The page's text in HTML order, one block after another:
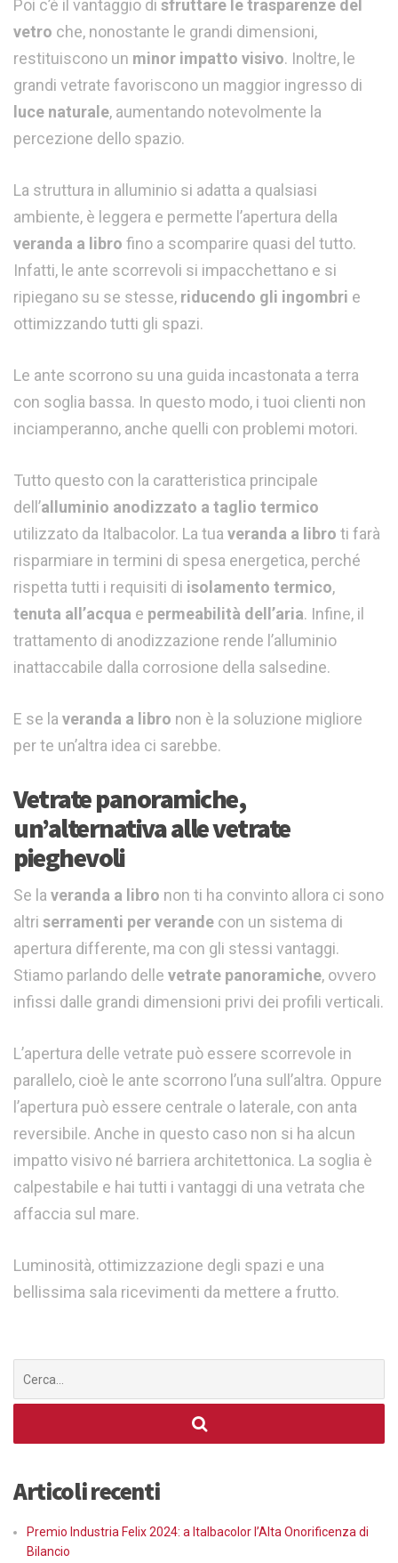
Poi c’è il vantaggio di sfruttare le trasparenze del
vetro che, nonostante le grandi dimensioni,
restituiscono un minor impatto visivo. Inoltre, le
grandi vetrate favoriscono un maggior ingresso di
luce naturale, aumentando notevolmente la
percezione dello spazio.
La struttura in alluminio si adatta a qualsiasi
ambiente, è leggera e permette l’apertura della
veranda a libro fino a scomparire quasi del tutto.
Infatti, le ante scorrevoli si impacchettano e si
ripiegano su se stesse, riducendo gli ingombri e
ottimizzando tutti gli spazi.
Le ante scorrono su una guida incastonata a terra
con soglia bassa. In questo modo, i tuoi clienti non
inciamperanno, anche quelli con problemi motori.
Tutto questo con la caratteristica principale
dell’alluminio anodizzato a taglio termico
utilizzato da Italbacolor. La tua veranda a libro ti farà
risparmiare in termini di spesa energetica, perché
rispetta tutti i requisiti di isolamento termico,
tenuta all’acqua e permeabilità dell’aria. Infine, il
trattamento di anodizzazione rende l’alluminio
inattaccabile dalla corrosione della salsedine.
E se la veranda a libro non è la soluzione migliore
per te un’altra idea ci sarebbe.
Vetrate panoramiche,
un’alternativa alle vetrate
pieghevoli
Se la veranda a libro non ti ha convinto allora ci sono
altri serramenti per verande con un sistema di
apertura differente, ma con gli stessi vantaggi.
Stiamo parlando delle vetrate panoramiche, ovvero
infissi dalle grandi dimensioni privi dei profili verticali.
L’apertura delle vetrate può essere scorrevole in
parallelo, cioè le ante scorrono l’una sull’altra. Oppure
l’apertura può essere centrale o laterale, con anta
reversibile. Anche in questo caso non si ha alcun
impatto visivo né barriera architettonica. La soglia è
calpestabile e hai tutti i vantaggi di una vetrata che
affaccia sul mare.
Luminosità, ottimizzazione degli spazi e una
bellissima sala ricevimenti da mettere a frutto.
per:
Articoli recenti
Premio Industria Felix 2024: a Italbacolor l’Alta Onorificenza di
Bilancio